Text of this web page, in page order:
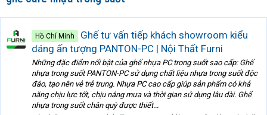
Hồ Chí Minh
Ghế tư vấn tiếp khách showroom kiểu
dáng ấn tượng PANTON-PC | Nội Thất Furni
Những đặc điểm nổi bật của ghế nhựa PC trong suốt sao cấp: Ghế
nhựa trong suốt PANTON-PC sử dụng chất liệu nhựa trong suốt độc
đáo, tạo nên vẻ trẻ trung. Nhựa PC cao cấp giúp sản phẩm có khả
năng chịu lực tốt, chịu nắng mưa và thời gian sử dụng lâu dài. Ghế
nhựa trong suốt chân quỳ được thiết...